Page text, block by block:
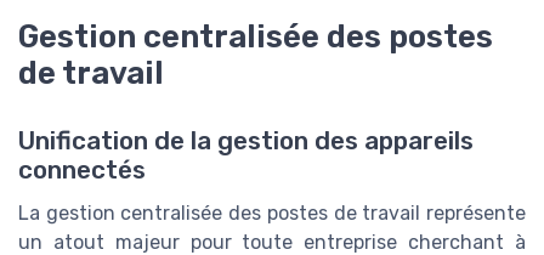
Gestion centralisée des postes
de travail
Unification de la gestion des appareils
connectés
La gestion centralisée des postes de travail représente
un atout majeur pour toute entreprise cherchant à